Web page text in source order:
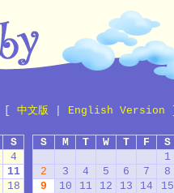
中文版 English Version
S M T W T F
S
1
2
3 4 5 6 7
8
9
10 11 12 13 14
15
S
4
11
18